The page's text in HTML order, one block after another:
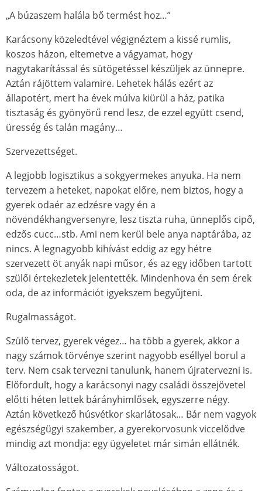
„A búzaszem halála bő termést hoz…”
Karácsony közeledtével végignéztem a kissé rumlis,
koszos házon, eltemetve a vágyamat, hogy
nagytakarítással és sütögetéssel készüljek az ünnepre.
Aztán rájöttem valamire. Lehetek hálás ezért az
állapotért, mert ha évek múlva kiürül a ház, patika
tisztaság és gyönyörű rend lesz, de ezzel együtt csend,
üresség és talán magány…
Szervezettséget.
A legjobb logisztikus a sokgyermekes anyuka. Ha nem
tervezem a heteket, napokat előre, nem biztos, hogy a
gyerek odaér az edzésre vagy én a
növendékhangversenyre, lesz tiszta ruha, ünneplős cipő,
edzős cucc…stb. Ami nem kerül bele anya naptárába, az
nincs. A legnagyobb kihívást eddig az egy hétre
szervezett öt anyák napi műsor, és az egy időben tartott
szülői értekezletek jelentették. Mindenhova én sem érek
oda, de az információt igyekszem begyűjteni.
Rugalmasságot.
Szülő tervez, gyerek végez… ha több a gyerek, akkor a
nagy számok törvénye szerint nagyobb eséllyel borul a
terv. Nem csak tervezni tanulunk, hanem újratervezni is.
Előfordult, hogy a karácsonyi nagy családi összejövetel
előtti héten lettek bárányhimlősek, egyszerre négy.
Aztán következő húsvétkor skarlátosak… Bár nem vagyok
egészségügyi szakember, a gyerekorvosunk viccelődve
mindig azt mondja: egy ügyeletet már simán ellátnék.
Változatosságot.